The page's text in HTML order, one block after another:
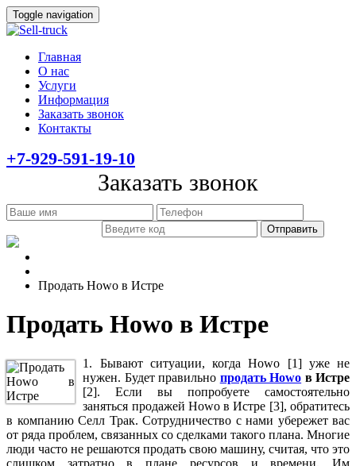
Toggle navigation
Главная
О нас
Услуги
Информация
Заказать звонок
Контакты
+7-929-591-19-10
Заказать звонок
Продать Howo в Истре
Продать Howo в Истре
1. Бывают ситуации, когда Howo [1] уже не
нужен. Будет правильно продать Howo в Истре
[2]. Если вы попробуете самостоятельно
заняться продажей Howo в Истре [3], обратитесь
в компанию Селл Трак. Сотрудничество с нами убережет вас
от ряда проблем, связанных со сделками такого плана. Многие
люди часто не решаются продать свою машину, считая, что это
слишком затратно в плане ресурсов и времени. Им